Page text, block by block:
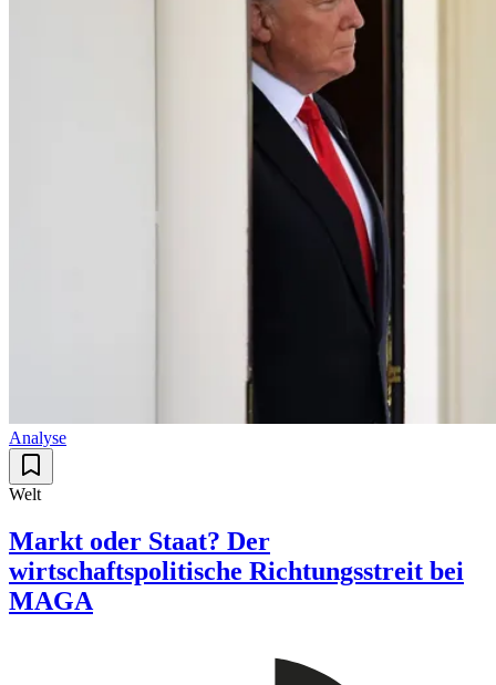
Analyse
Welt
Markt oder Staat? Der
wirtschaftspolitische Richtungsstreit bei
MAGA